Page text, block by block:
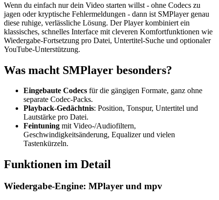
Wenn du einfach nur dein Video starten willst - ohne Codecs zu
jagen oder kryptische Fehlermeldungen - dann ist SMPlayer genau
diese ruhige, verlässliche Lösung. Der Player kombiniert ein
klassisches, schnelles Interface mit cleveren Komfortfunktionen wie
Wiedergabe-Fortsetzung pro Datei, Untertitel-Suche und optionaler
YouTube-Unterstützung.
Was macht SMPlayer besonders?
Eingebaute Codecs für die gängigen Formate, ganz ohne
separate Codec-Packs.
Playback-Gedächtnis: Position, Tonspur, Untertitel und
Lautstärke pro Datei.
Feintuning mit Video-/Audiofiltern,
Geschwindigkeitsänderung, Equalizer und vielen
Tastenkürzeln.
Funktionen im Detail
Wiedergabe-Engine: MPlayer und mpv